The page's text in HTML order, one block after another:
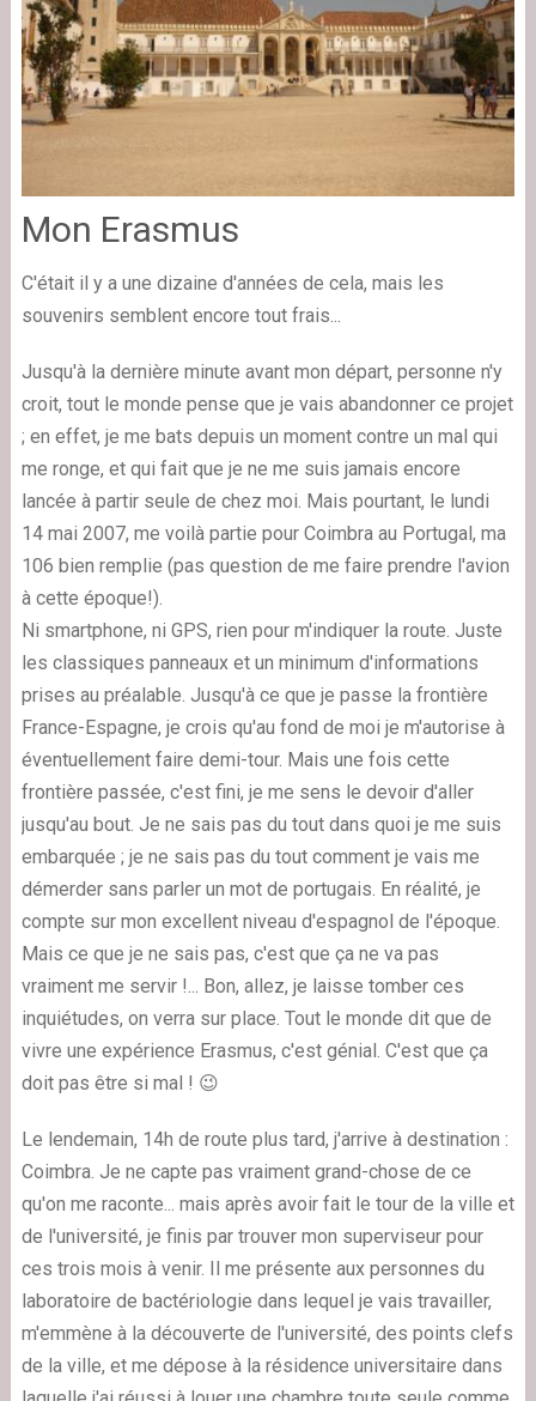
Mon Erasmus
C'était il y a une dizaine d'années de cela, mais les
souvenirs semblent encore tout frais...
Jusqu'à la dernière minute avant mon départ, personne n'y
croit, tout le monde pense que je vais abandonner ce projet
; en effet, je me bats depuis un moment contre un mal qui
me ronge, et qui fait que je ne me suis jamais encore
lancée à partir seule de chez moi. Mais pourtant, le lundi
14 mai 2007, me voilà partie pour Coimbra au Portugal, ma
106 bien remplie (pas question de me faire prendre l'avion
à cette époque!).
Ni smartphone, ni GPS, rien pour m'indiquer la route. Juste
les classiques panneaux et un minimum d'informations
prises au préalable. Jusqu'à ce que je passe la frontière
France-Espagne, je crois qu'au fond de moi je m'autorise à
éventuellement faire demi-tour. Mais une fois cette
frontière passée, c'est fini, je me sens le devoir d'aller
jusqu'au bout. Je ne sais pas du tout dans quoi je me suis
embarquée ; je ne sais pas du tout comment je vais me
démerder sans parler un mot de portugais. En réalité, je
compte sur mon excellent niveau d'espagnol de l'époque.
Mais ce que je ne sais pas, c'est que ça ne va pas
vraiment me servir !... Bon, allez, je laisse tomber ces
inquiétudes, on verra sur place. Tout le monde dit que de
vivre une expérience Erasmus, c'est génial. C'est que ça
doit pas être si mal ! 😉
Le lendemain, 14h de route plus tard, j'arrive à destination :
Coimbra. Je ne capte pas vraiment grand-chose de ce
qu'on me raconte... mais après avoir fait le tour de la ville et
de l'université, je finis par trouver mon superviseur pour
ces trois mois à venir. Il me présente aux personnes du
laboratoire de bactériologie dans lequel je vais travailler,
m'emmène à la découverte de l'université, des points clefs
de la ville, et me dépose à la résidence universitaire dans